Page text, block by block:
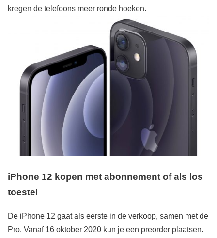
kregen de telefoons meer ronde hoeken.
iPhone 12 kopen met abonnement of als los
toestel
De iPhone 12 gaat als eerste in de verkoop, samen met de
Pro. Vanaf 16 oktober 2020 kun je een preorder plaatsen.